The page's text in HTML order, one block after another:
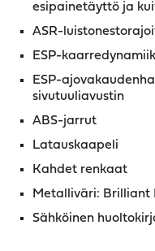
esipainetäyttö ja
ASR-
ESP-
ESP-
sivutuuliavustin
ABS-jarrut
Latauskaapeli
Kahdet renkaat
Metalliväri: Brilliant
Sähköinen